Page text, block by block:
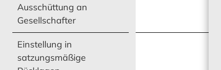
Ausschüttung an
Gesellschafter
Einstellung in
satzungsmäßige